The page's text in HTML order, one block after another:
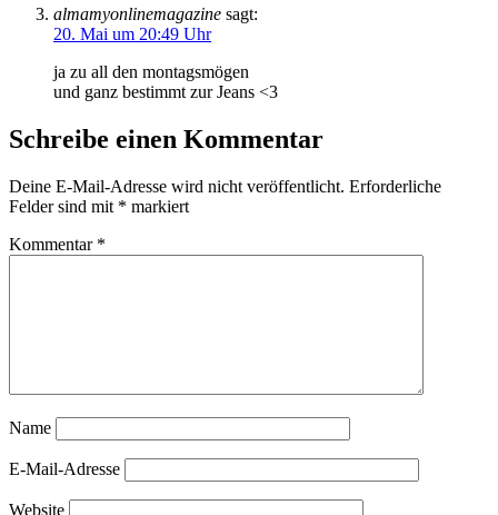
almamyonlinemagazine sagt:
20. Mai um 20:49 Uhr
ja zu all den montagsmögen
und ganz bestimmt zur Jeans <3
Schreibe einen Kommentar
Deine E-Mail-Adresse wird nicht veröffentlicht. Erforderliche
Felder sind mit * markiert
Kommentar *
Name
E-Mail-Adresse
Website